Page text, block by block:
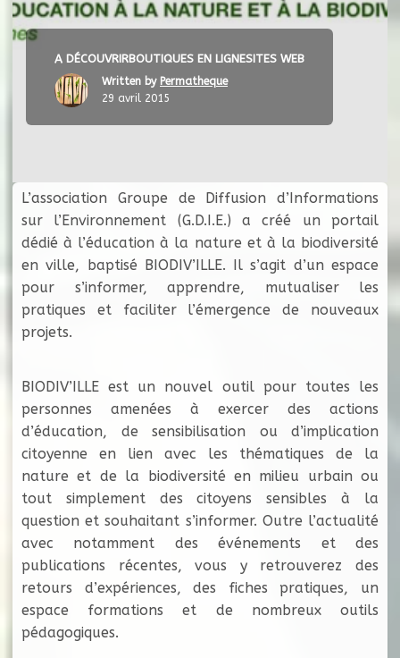
A DÉCOUVRIRBOUTIQUES EN LIGNESITES WEB
Written by Permatheque
29 avril 2015
L’association Groupe de Diffusion d’Informations
sur l’Environnement (G.D.I.E.) a créé un portail
dédié à l’éducation à la nature et à la biodiversité
en ville, baptisé BIODIV’ILLE. ​Il s’agit d’un espace
pour s’informer, apprendre, mutualiser les
pratiques et faciliter l’émergence de nouveaux
projets.
BIODIV’ILLE est un nouvel outil pour toutes les
personnes amenées à exercer des actions
d’éducation, de sensibilisation ou d’implication
citoyenne en lien avec les thématiques de la
nature et de la biodiversité en milieu urbain ou
tout simplement des citoyens sensibles à la
question et souhaitant s’informer. Outre l’actualité
avec notamment des événements et des
publications récentes, vous y retrouverez des
retours d’expériences, des fiches pratiques, un
espace formations et de nombreux outils
pédagogiques.